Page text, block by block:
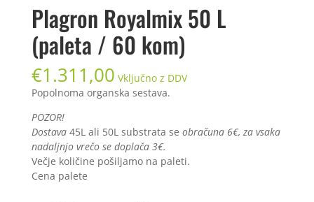
Plagron Royalmix 50 L
(paleta / 60 kom)
€1.311,00 Vključno z DDV
Popolnoma organska sestava.
POZOR!
Dostava45L ali 50L substrata se obračuna 6€, za vsaka
nadaljnjo vrečo se doplača 3€.
Večje količine pošiljamo na paleti.
Cena palete